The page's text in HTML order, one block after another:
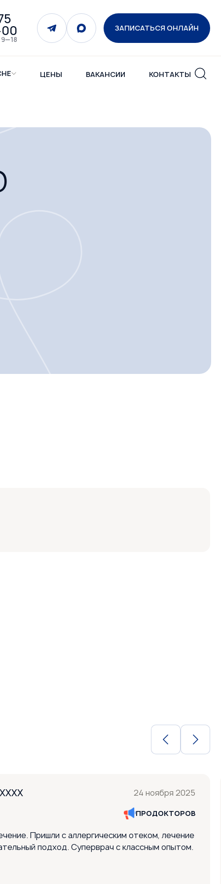
ЗАПИСАТЬСЯ ОНЛАЙН
ЦЕНЫ ВАКАНСИИ КОНТАКТЫ
24 ноября 2025
ПРОДОКТОРОВ
Пришли с аллергическим отеком, лечение
подход. Суперврач с классным опытом.